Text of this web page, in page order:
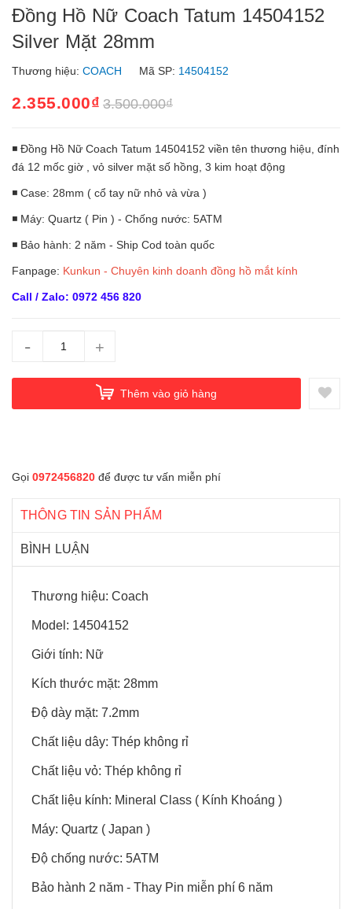
Đồng Hồ Nữ Coach Tatum 14504152
Silver Mặt 28mm
Thương hiệu: COACH Mã SP: 14504152
2.355.000₫ 3.500.000₫
◾ Đồng Hồ Nữ Coach Tatum 14504152 viền tên thương hiệu, đính
đá 12 mốc giờ , vỏ silver mặt số hồng, 3 kim hoạt động
◾ Case: 28mm ( cổ tay nữ nhỏ và vừa )
◾ Máy: Quartz ( Pin ) - Chống nước: 5ATM
◾ Bảo hành: 2 năm - Ship Cod toàn quốc
Fanpage: Kunkun - Chuyên kinh doanh đồng hồ mắt kính
Call / Zalo: 0972 456 820
- +
Thêm vào giỏ hàng
Gọi 0972456820 để được tư vấn miễn phí
THÔNG TIN SẢN PHẨM
BÌNH LUẬN
Thương hiệu: Coach
Model: 14504152
Giới tính: Nữ
Kích thước mặt: 28mm
Độ dày mặt: 7.2mm
Chất liệu dây: Thép không rỉ
Chất liệu vỏ: Thép không rỉ
Chất liệu kính: Mineral Class ( Kính Khoáng )
Máy: Quartz ( Japan )
Độ chống nước: 5ATM
Bảo hành 2 năm - Thay Pin miễn phí 6 năm